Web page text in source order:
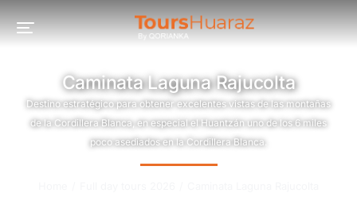
Caminata Laguna Rajucolta
Destino estratégico para obtener excelentes vistas de las montañas
de la Cordillera Blanca, en especial el Huantzán uno de los 6 miles
poco asediados en la Cordillera Blanca.